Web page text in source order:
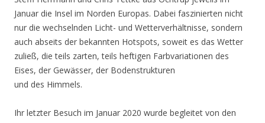
Januar die Insel im Norden Europas. Dabei faszinierten nicht
nur die wechselnden Licht- und Wetterverhältnisse, sondern
auch abseits der bekannten Hotspots, soweit es das Wetter
zuließ, die teils zarten, teils heftigen Farbvariationen des
Eises, der Gewässer, der Bodenstrukturen
und des Himmels.
Ihr letzter Besuch im Januar 2020 wurde begleitet von den